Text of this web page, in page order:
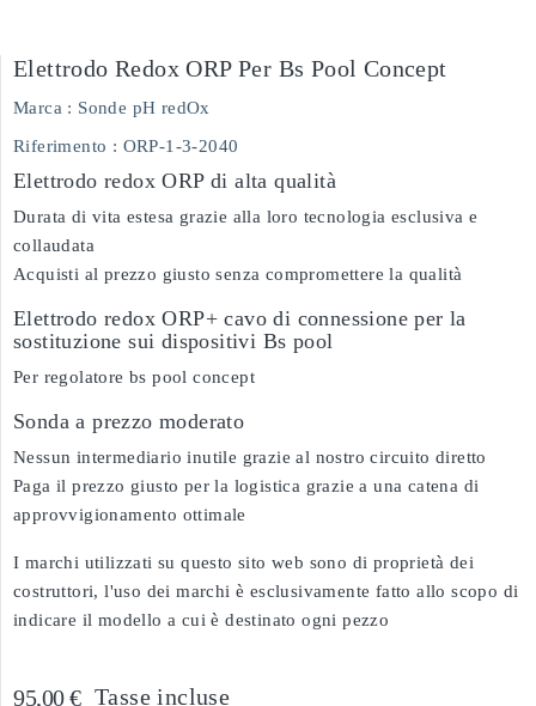
Elettrodo Redox ORP Per Bs Pool Concept
Marca : Sonde pH redOx
Riferimento : ORP-1-3-2040
Elettrodo redox ORP di alta qualità
Durata di vita estesa grazie alla loro tecnologia esclusiva e
collaudata
Acquisti al prezzo giusto senza compromettere la qualità
Elettrodo redox ORP+ cavo di connessione per la
sostituzione sui dispositivi Bs pool
Per regolatore bs pool concept
Sonda a prezzo moderato
Nessun intermediario inutile grazie al nostro circuito diretto
Paga il prezzo giusto per la logistica grazie a una catena di
approvvigionamento ottimale
I marchi utilizzati su questo sito web sono di proprietà dei
costruttori, l'uso dei marchi è esclusivamente fatto allo scopo di
indicare il modello a cui è destinato ogni pezzo
95,00 € Tasse incluse